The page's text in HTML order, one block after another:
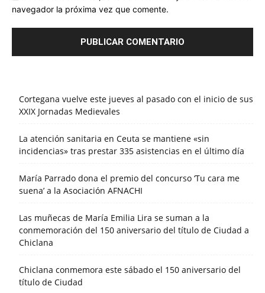
navegador la próxima vez que comente.
Cortegana vuelve este jueves al pasado con el inicio de sus
XXIX Jornadas Medievales
La atención sanitaria en Ceuta se mantiene «sin
incidencias» tras prestar 335 asistencias en el último día
María Parrado dona el premio del concurso ‘Tu cara me
suena’ a la Asociación AFNACHI
Las muñecas de María Emilia Lira se suman a la
conmemoración del 150 aniversario del título de Ciudad a
Chiclana
Chiclana conmemora este sábado el 150 aniversario del
título de Ciudad